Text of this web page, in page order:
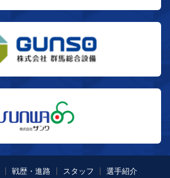
戦歴・進路 スタッフ 選手紹介